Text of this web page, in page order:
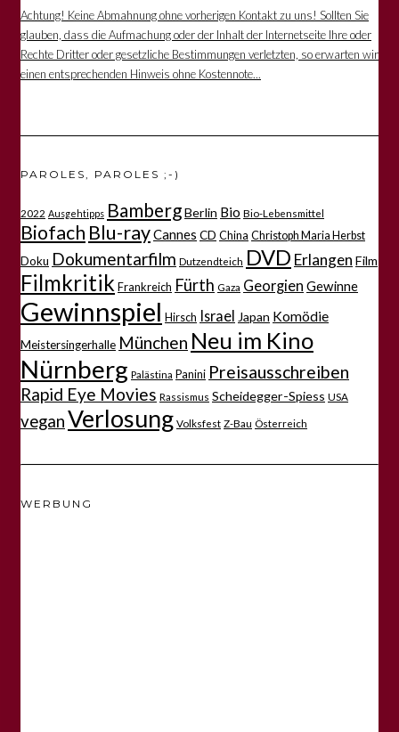
Achtung! Keine Abmahnung ohne vorherigen Kontakt zu uns! Sollten Sie
glauben, dass die Aufmachung oder der Inhalt der Internetseite Ihre oder
Rechte Dritter oder gesetzliche Bestimmungen verletzten, so erwarten wir
einen entsprechenden Hinweis ohne Kostennote...
PAROLES, PAROLES ;-)
2022 Ausgehtipps BambergBerlin Bio Bio-Lebensmittel
Biofach Blu-rayCannes CD China Christoph Maria Herbst
Doku Dokumentarfilm Dutzendteich DVD Erlangen Film
Filmkritik Frankreich Fürth Gaza Georgien Gewinne
Gewinnspiel Hirsch Israel Japan Komödie
Meistersingerhalle München Neu im Kino
Nürnberg Palästina Panini Preisausschreiben
Rapid Eye Movies Rassismus Scheidegger-Spiess USA
veganVerlosung Volksfest Z-Bau Österreich
WERBUNG